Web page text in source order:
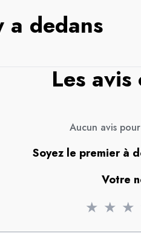
a dedans
Les
Aucun avis
Soyez le premier à
Votre
★ ★ ★